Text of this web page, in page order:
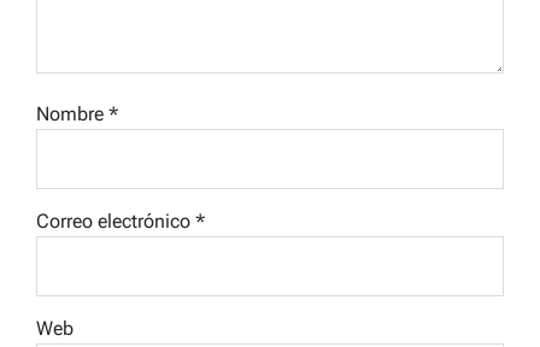
Nombre *
Correo electrónico *
Web